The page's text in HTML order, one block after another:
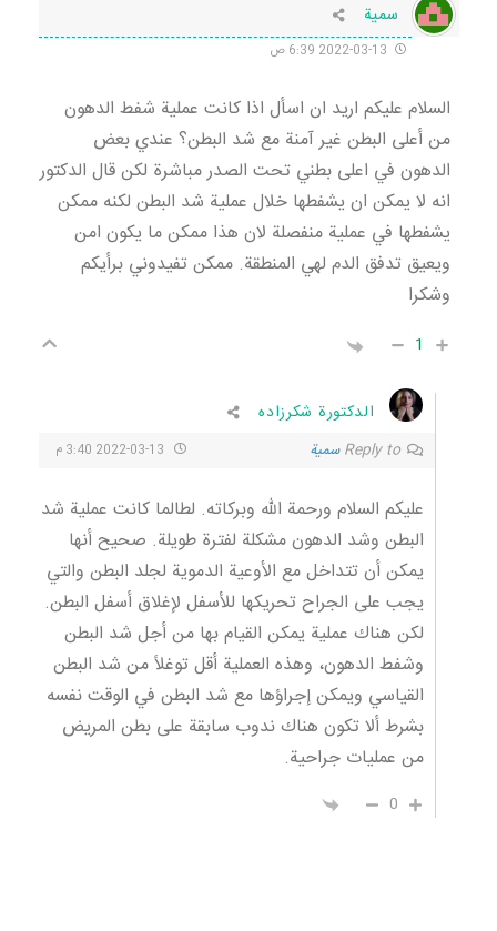
سمية
السلام عليكم اريد ان اسأل اذا كانت عملية شفط الدهون
من أعلى البطن غير آمنة مع شد البطن؟ عندي بعض
الدهون في اعلى بطني تحت الصدر مباشرة لكن قال الدكتور
انه لا يمكن ان يشفطها خلال عملية شد البطن لكنه ممكن
يشفطها في عملية منفصلة لان هذا ممكن ما يكون امن
ويعيق تدفق الدم لهي المنطقة. ممكن تفيدوني برأيكم
وشكرا
1
الدكتورة شكرزاده
Reply to سمية
عليكم السلام ورحمة الله وبركاته. لطالما كانت عملية شد
البطن وشد الدهون مشكلة لفترة طويلة. صحيح أنها
يمكن أن تتداخل مع الأوعية الدموية لجلد البطن والتي
يجب على الجراح تحريكها للأسفل لإغلاق أسفل البطن.
لكن هناك عملية يمكن القيام بها من أجل شد البطن
وشفط الدهون، وهذه العملية أقل توغلاً من شد البطن
القياسي ويمكن إجراؤها مع شد البطن في الوقت نفسه
بشرط ألا تكون هناك ندوب سابقة على بطن المريض
من عمليات جراحية.
0